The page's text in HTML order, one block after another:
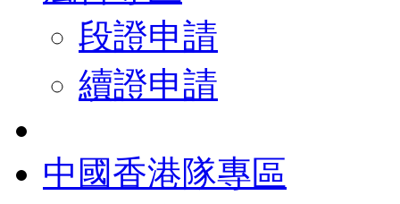
段證申請
續證申請
中國香港隊專區